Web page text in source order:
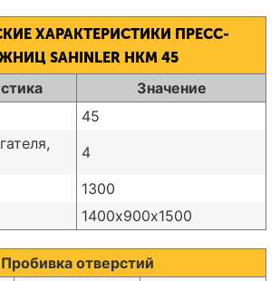
ХАРАКТЕРИСТИКИ ПРЕСС-
SAHINLER HKM 45
Значение
45
4
1300
1400х900х1500
Пробивка отверстий